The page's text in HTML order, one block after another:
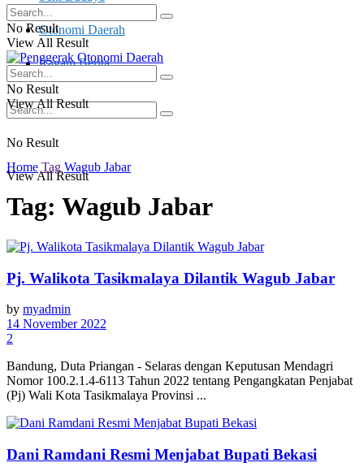
Otonomi Daerah
Ragam Berita
No Result
View All Result
No Result
View All Result
No Result
View All Result
Home Tag Wagub Jabar
Tag: Wagub Jabar
Pj. Walikota Tasikmalaya Dilantik Wagub Jabar
by myadmin
14 November 2022
2
Bandung, Duta Priangan - Selaras dengan Keputusan Mendagri
Nomor 100.2.1.4-6113 Tahun 2022 tentang Pengangkatan Penjabat
(Pj) Wali Kota Tasikmalaya Provinsi ...
Dani Ramdani Resmi Menjabat Bupati Bekasi